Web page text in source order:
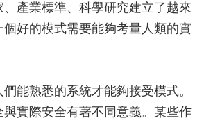
業標準、科學研究建立了越來
好的模式需要能夠考量人類的實
熟悉的系統才能夠接受模式。
實際安全有著不同意義。某些作